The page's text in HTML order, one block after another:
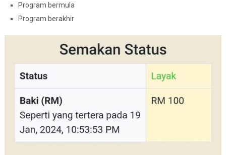
Program bermula
Program berakhir